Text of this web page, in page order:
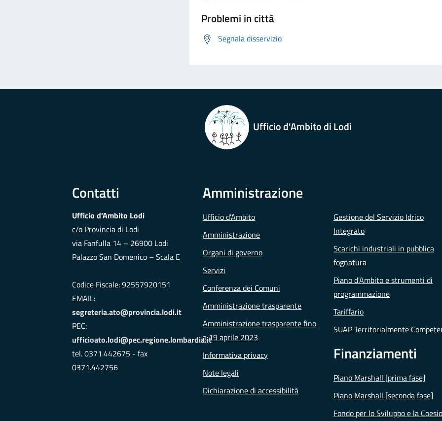
Problemi in città
Segnala disservizio
Ufficio d'Ambito di Lodi
Contatti
Ufficio d’Ambito Lodi
c/o Provincia di Lodi
via Fanfulla 14 – 26900 Lodi
Palazzo San Domenico – Scala E
Codice Fiscale: 92557920151
EMAIL:
segreteria.ato@provincia.lodi.it
PEC:
ufficioato.lodi@pec.regione.lombardia.it
tel. 0371.442675 - fax
0371.442756
Amministrazione
Ufficio d'Ambito
Amministrazione
Organi di governo
Servizi
Conferenza dei Comuni
Amministrazione trasparente
Amministrazione trasparente fino
a 19 aprile 2023
Informativa privacy
Note legali
Dichiarazione di accessibilità
Gestione del Servizio Idrico
Integrato
Scarichi industriali in pubblica
fognatura
Piano d'Ambito e strumenti di
programmazione
Tariffario
SUAP Territorialmente
Finanziamenti
Piano Marshall [prima fase]
Piano Marshall [seconda fase]
Fondo per lo Sviluppo e la